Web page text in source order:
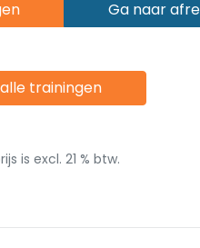
Ga naar
trainingen
is excl. 21 % btw.